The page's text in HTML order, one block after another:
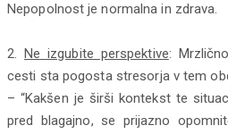
Nepopolnost je normalna in zdrava.
2.Ne izgubite perspektive:
cesti sta pogosta stresorja v tem
– “Kakšen je širši kontekst te
pred blagajno, se prijazno